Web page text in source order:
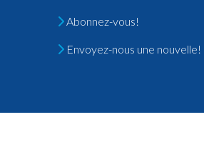
Abonnez-vous!
Envoyez-nous une nouvelle!